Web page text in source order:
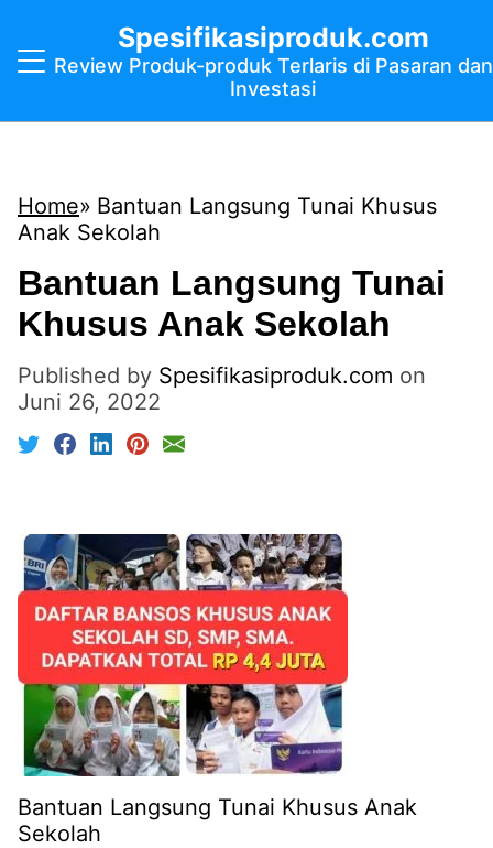
Spesifikasiproduk.com
Review Produk-produk Terlaris di Pasaran dan
Investasi
Home
Bantuan Langsung Tunai Khusus
Anak Sekolah
Bantuan Langsung Tunai
Khusus Anak Sekolah
Published by Spesifikasiproduk.com on
Juni 26, 2022
Bantuan Langsung Tunai Khusus Anak
Sekolah